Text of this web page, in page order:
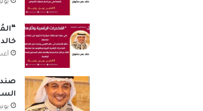
يوليو 2,
يونيو 10,